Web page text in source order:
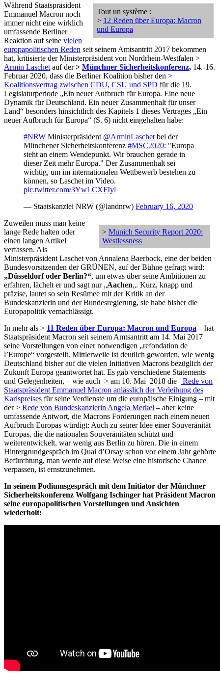
Tout un système :
> 12 Reden über Europa: Macron
und Europa
Während Staatspräsident
Emmanuel Macron noch
immer nicht eine wirklich
umfassende Berliner
Reaktion auf seine vielen
europapolitischen Reden seit seinem Amtsantritt 2017 bekommen
hat, kritisierte der Ministerpräsident von Nordrhein-Westfalen >
Armin Laschet auf der> Münchner Sicherheitskonferenz, 14.-16.
Februar 2020, dass die Berliner Koalition bisher den >
Koalitionsvertrag zwischen CDU, CSU und SPD für die 19.
Legislaturperiode „Ein neuer Aufbruch für Europa. Eine neue
Dynamik für Deutschland. Ein neuer Zusammenhalt für unser
Land“ besonders hinsichtlich des Kapitels 1 dieses Vertrages „Ein
neuer Aufbruch für Europa“ (S. 6) nicht eingehalten habe:
#NRW Ministerpräsident @ArminLaschet bei der
Münchener Sicherheitskonferenz #MSC2020: "Europa
steht an einem Wendepunkt. Wir brauchen gerade in
dieser Zeit mehr Europa." Der Zusammenhalt sei
wichtig, um im internationalen Wettbewerb bestehen zu
können, so Laschet im Video.
pic.twitter.com/3YwLCXFIyl
— Staatskanzlei NRW (@landnrw) February 16, 2020
> Munich Security Report 2020:
Westlessness
Zuweilen muss man keine
lange Rede halten oder
einen langen Artikel
verfassen. Als
Ministerpräsident Laschet von Annalena Baerbock, eine der beiden
Bundesvorsitzenden der GRÜNEN, auf der Bühne gefragt wird:
„Düsseldorf oder Berlin?“, um etwas über seine Ambitionen zu
erfahren, lächelt er und sagt nur „Aachen„. Kurz, knapp und
präzise, lautet so sein Resümee mit der Kritik an der
Bundeskanzlerin und der Bundesregierung, sie habe bisher die
Europapolitik vernachlässigt.
In mehr als > 11 Reden über Europa: Macron und Europa –hat
Staatspräsident Macron seit seinem Amtsantritt am 14. Mai 2017
seine Vorstellungen von einer notwendigen „refondation de
l’Europe“ vorgestellt. Mittlerweile ist deutlich geworden, wie wenig
Deutschland bisher auf die vielen Initiativen Macrons bezüglich der
Zukunft Europa geantwortet hat. Es gab verschiedene Statements
und Gelegenheiten, – wie auch > am 10. Mai 2018 die
Rede von
Staatspräsident Emmanuel Macron anlässlich der Verleihung des
Karlspreises für seine Verdienste um die europäische Einigung – mit
der > Rede von Bundeskanzlerin Angela Merkel – aber keine
umfassende Antwort, die Macrons Forderungen nach einem neuen
Aufbruch Europas würdigt: Auch zu seiner Idee einer Souveränität
Europas, die die nationalen Souveränitäten schützt und
weiterentwickelt, war wenig aus Berlin zu hören. Die in einem
Hintergrundgespräch im Quai d’Orsay schon vor einem Jahr gehörte
Befürchtung, man werde auf diese Weise eine historische Chance
verpassen, ist ernstzunehmen.
In seinem Podiumsgespräch mit dem Initiator der Münchner
Sicherheitskonferenz Wolfgang Ischinger hat Präsident Macron
seine europapolitischen Vorstellungen und Ansichten
wiederholt: